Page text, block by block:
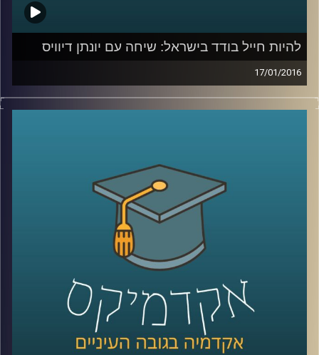
להיות חייל בודד בישראל: שיחה עם יונתן דיוויס
17/01/2016
יונתן דיוויס, סגן הנשיא לקשרי חוץ וראש ביה"ס
ההחלטה לשרת בצה"ל, החוויה כחייל וכסטודנט
בודד, רכישת השפה העברית, והקשר של סיפורו
האישי אל עבודתו בשנים האחרונות במרכז
AudioVersity